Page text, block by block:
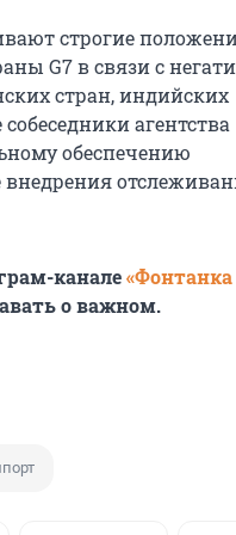
строгие
G7 в связи с
стран, индийских
агентства
обеспечению
канале«Фонтанка
о важном.